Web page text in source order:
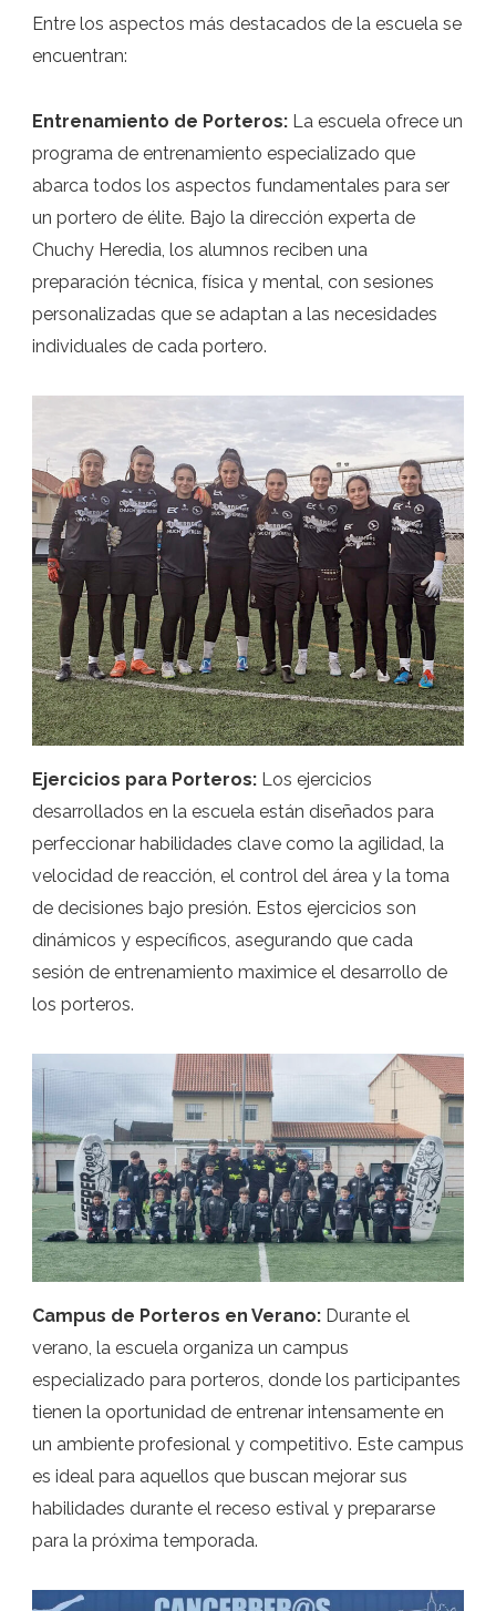
Entre los aspectos más destacados de la escuela se
encuentran:
Entrenamiento de Porteros: La escuela ofrece un
programa de entrenamiento especializado que
abarca todos los aspectos fundamentales para ser
un portero de élite. Bajo la dirección experta de
Chuchy Heredia, los alumnos reciben una
preparación técnica, física y mental, con sesiones
personalizadas que se adaptan a las necesidades
individuales de cada portero.
Ejercicios para Porteros: Los ejercicios
desarrollados en la escuela están diseñados para
perfeccionar habilidades clave como la agilidad, la
velocidad de reacción, el control del área y la toma
de decisiones bajo presión. Estos ejercicios son
dinámicos y específicos, asegurando que cada
sesión de entrenamiento maximice el desarrollo de
los porteros.
Campus de Porteros en Verano: Durante el
verano, la escuela organiza un campus
especializado para porteros, donde los participantes
tienen la oportunidad de entrenar intensamente en
un ambiente profesional y competitivo. Este campus
es ideal para aquellos que buscan mejorar sus
habilidades durante el receso estival y prepararse
para la próxima temporada.